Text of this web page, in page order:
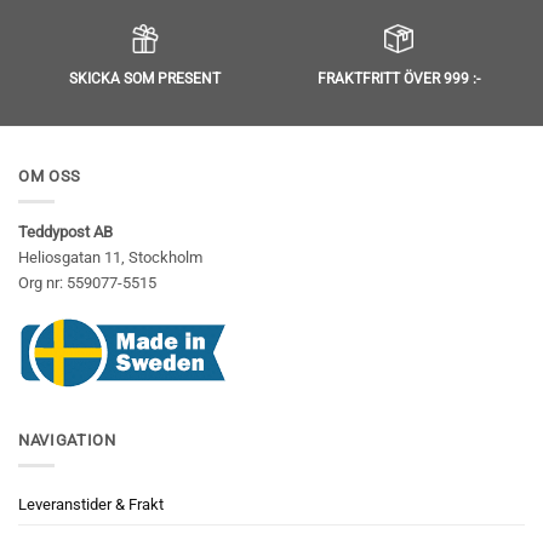
SKICKA SOM PRESENT FRAKTFRITT ÖVER 999 :-
OM OSS
Teddypost AB
Heliosgatan 11, Stockholm
Org nr: 559077-5515
NAVIGATION
Leveranstider & Frakt